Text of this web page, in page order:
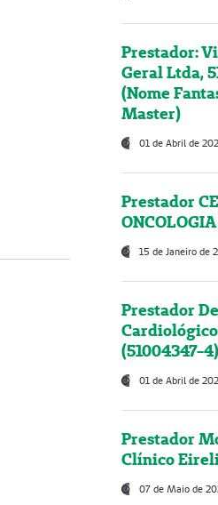
Prestador:
Geral Ltda,
(Nome
Master)
01 de Abril de
Prestador
ONCOLOGIA
15 de Janeiro de
Prestador
(51004347-4)
01 de Abril de
Prestador
Clínico
07 de Maio de